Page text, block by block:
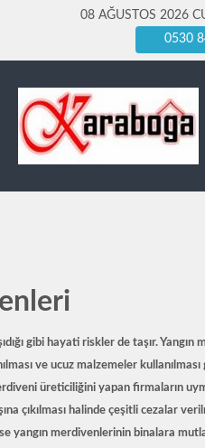
08 AĞUSTOS 2026
0530
gibi hayati riskler de taşır.
ve ucuz malzemeler
üreticiliğini yapan firmaların
çıkılması halinde çeşitli cezalar
yangın merdivenlerinin binalara